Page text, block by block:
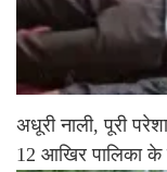
अधूरी नाली, पूरी
12 आखिर पालिका के